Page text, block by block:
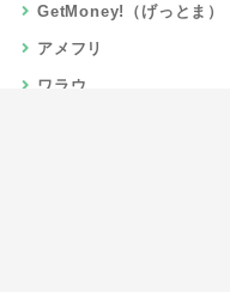
GetMoney!（げっとま）
アメフリ
ワラウ